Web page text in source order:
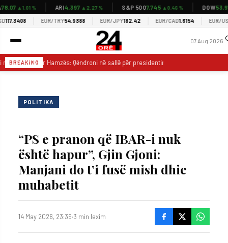
▲1.01 % ARI4,397▲2.27 % S&P 5007,745▲0.46 % DOW53,977
EUR/TRY54.9388 EUR/JPY182.42 EUR/CAD1.6154 EUR/USD
07 Aug 2026
BREAKING
sërish letër Hamzës: Qëndroni në sallë për presidentin, ua japim kryetarin e
POLITIKA
“PS e pranon që IBAR-i nuk
është hapur”, Gjin Gjoni:
Manjani do t’i fusë mish dhie
muhabetit
14 May 2026, 23:39·3 min lexim